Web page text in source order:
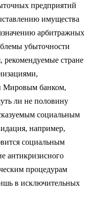
предприятий
имущества
арбитражных
убыточности
рекомендуемые стране
банком,
ли не половину
социальным
например,
социальным
антикризисного
процедурам
в ис­ключительных